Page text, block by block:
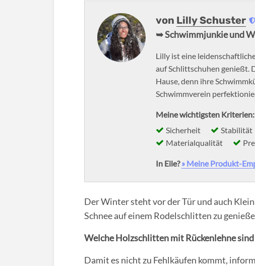
von Lilly Schuster
➥ Schwimmjunkie und
Lilly ist eine
auf Schlittschuhen genießt.
Hause, denn ihre
Schwimmverein
Meine wichtigsten Kriterien:
Sicherheit
Stabilität
Materialqualität
In Eile?» Meine Produkt-
Der Winter steht vor der Tür und auch
Schnee auf einem Rodelschlitten zu
Welche Holzschlitten mit Rückenlehne sind
Damit es nicht zu Fehlkäufen kommt,